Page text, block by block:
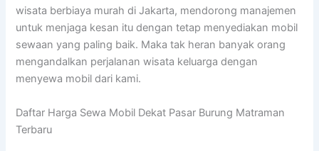
wisata berbiaya murah di Jakarta, mendorong manajemen
untuk menjaga kesan itu dengan tetap menyediakan mobil
sewaan yang paling baik. Maka tak heran banyak orang
mengandalkan perjalanan wisata keluarga dengan
menyewa mobil dari kami.
Daftar Harga Sewa Mobil Dekat Pasar Burung Matraman
Terbaru